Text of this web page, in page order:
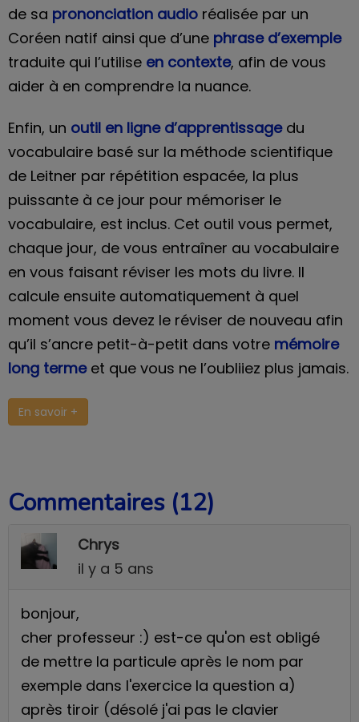
de sa prononciation audio réalisée par un
Coréen natif ainsi que d’une phrase d’exemple
traduite qui l’utilise en contexte, afin de vous
aider à en comprendre la nuance.
Enfin, un outil en ligne d’apprentissagedu
vocabulaire basé sur la méthode scientifique
de Leitner par répétition espacée, la plus
puissante à ce jour pour mémoriser le
vocabulaire, est inclus. Cet outil vous permet,
chaque jour, de vous entraîner au vocabulaire
en vous faisant réviser les mots du livre. Il
calcule ensuite automatiquement à quel
moment vous devez le réviser de nouveau afin
qu’il s’ancre petit-à-petit dans votre mémoire
long termeet que vous ne l’oubliiez plus jamais.
En savoir +
Commentaires (12)
Chrys
il y a 5 ans
bonjour,
cher professeur :) est-ce qu'on est obligé
de mettre la particule après le nom par
exemple dans l'exercice la question a)
après tiroir (désolé j'ai pas le clavier